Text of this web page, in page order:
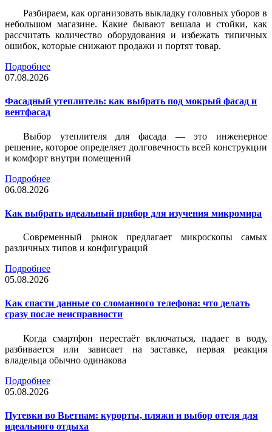
Разбираем, как организовать выкладку головных уборов в
небольшом магазине. Какие бывают вешала и стойки, как
рассчитать количество оборудования и избежать типичных
ошибок, которые снижают продажи и портят товар.
Подробнее
07.08.2026
Фасадный утеплитель: как выбрать под мокрый фасад и
вентфасад
Выбор утеплителя для фасада — это инженерное
решение, которое определяет долговечность всей конструкции
и комфорт внутри помещений
Подробнее
06.08.2026
Как выбрать идеальный прибор для изучения микромира
Современный рынок предлагает микроскопы самых
различных типов и конфигураций
Подробнее
05.08.2026
Как спасти данные со сломанного телефона: что делать
сразу после неисправности
Когда смартфон перестаёт включаться, падает в воду,
разбивается или зависает на заставке, первая реакция
владельца обычно одинакова
Подробнее
05.08.2026
Путевки во Вьетнам: курорты, пляжи и выбор отеля для
идеального отдыха